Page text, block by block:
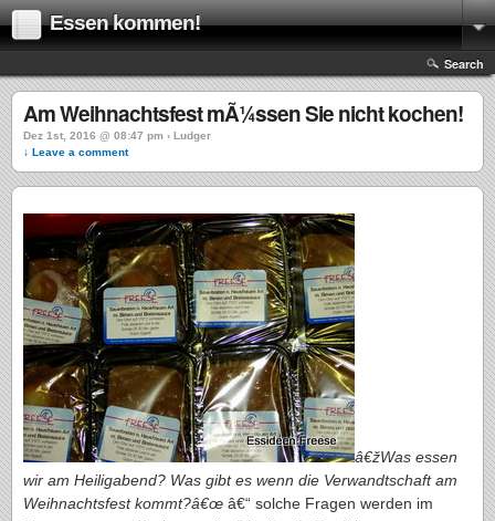
Essen kommen!
Search
Am Weihnachtsfest mÃ¼ssen Sie nicht kochen!
Dez 1st, 2016 @ 08:47 pm › Ludger
↓ Leave a comment
â€žWas essen
wir am Heiligabend? Was gibt es wenn die Verwandtschaft am
Weihnachtsfest kommt?â€œ â€“ solche Fragen werden im